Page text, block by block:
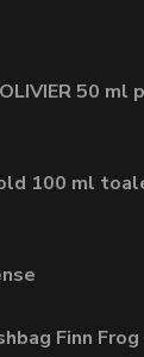
50 ml
100 ml
Finn